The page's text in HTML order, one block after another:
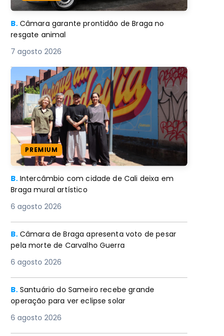
B. Câmara garante prontidão de Braga no
resgate animal
7 agosto 2026
PREMIUM
B. Intercâmbio com cidade de Cali deixa em
Braga mural artístico
6 agosto 2026
B. Câmara de Braga apresenta voto de pesar
pela morte de Carvalho Guerra
6 agosto 2026
B. Santuário do Sameiro recebe grande
operação para ver eclipse solar
6 agosto 2026